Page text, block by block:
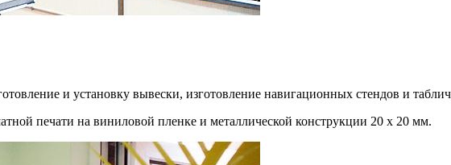
и установку вывески, изготовление навигационных стендов и
печати на виниловой пленке и металлической конструкции 20 х 20 мм.